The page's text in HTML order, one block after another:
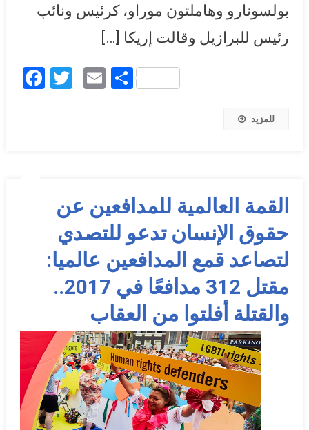
بولسونارو وهاملتون موراو، كرئيس ونائب
رئيس للبرازيل وقالت إريكا […]
Facebook
Twitter
EmailShare
للمزيد
القمة العالمية للمدافعين عن
حقوق الإنسان تدعو للتصدي
لتصاعد قمع المدافعين عالميا:
مقتل 312 مدافعًا في 2017..
والقتلة أفلتوا من العقاب